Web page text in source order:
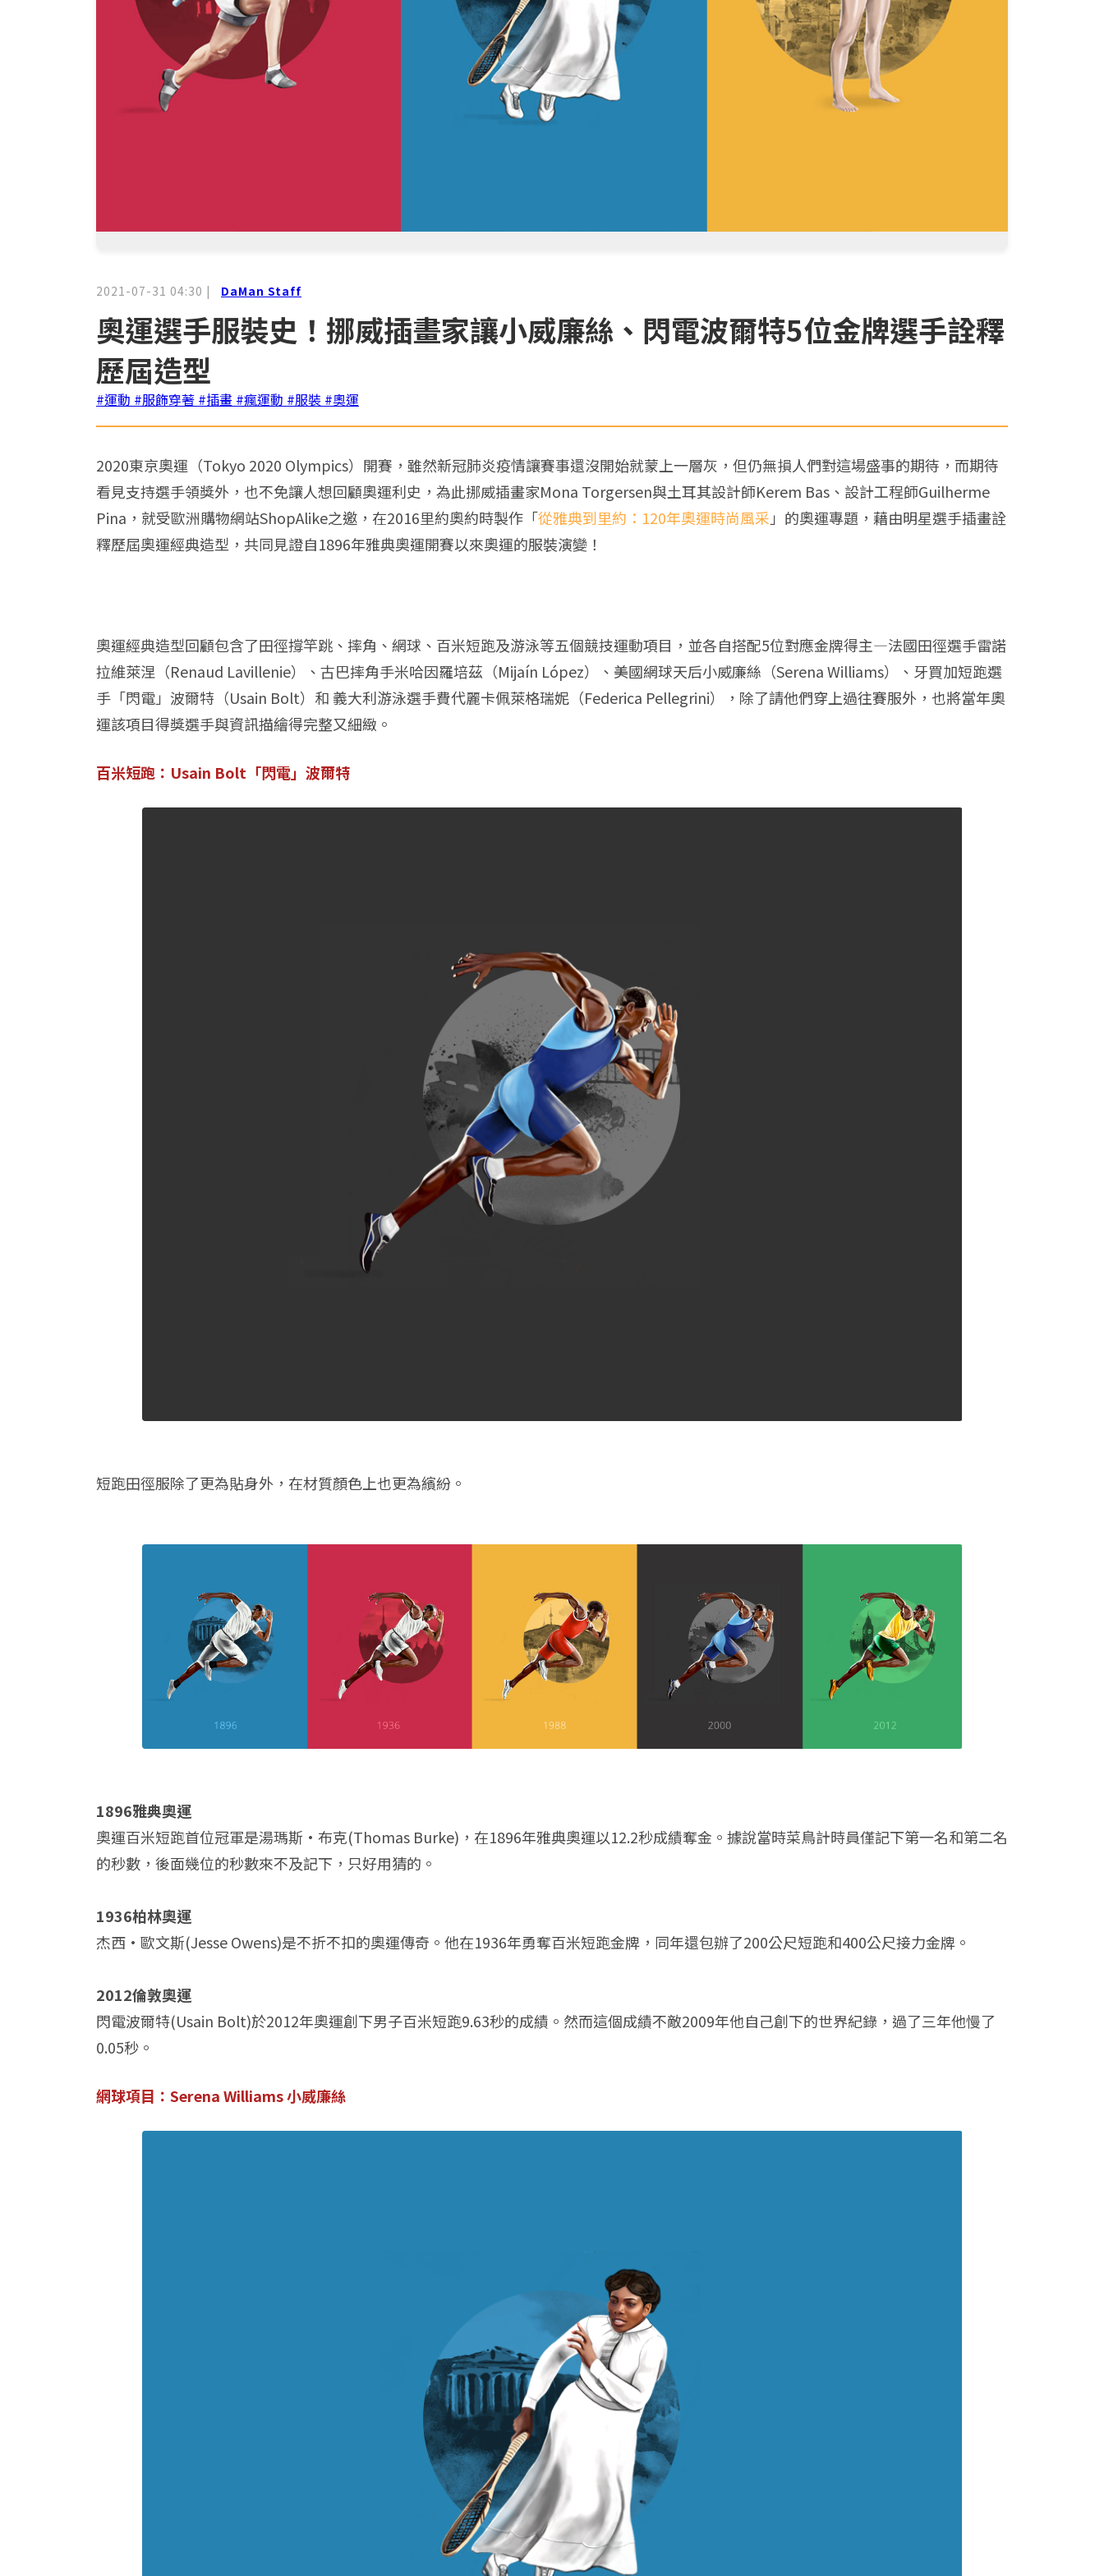
2021-07-31 04:30 | DaMan Staff
奧運選手服裝史！挪威插畫家讓小威廉絲、閃電波爾特5位金牌選手詮釋
歷屆造型
#運動 #服飾穿著 #插畫 #瘋運動 #服裝 #奧運
2020東京奧運（Tokyo 2020 Olympics）開賽，雖然新冠肺炎疫情讓賽事還沒開始就蒙上一層灰，但仍無損人們對這場盛事的期待，而期待
看見支持選手領獎外，也不免讓人想回顧奧運利史，為此挪威插畫家Mona Torgersen與土耳其設計師Kerem Bas、設計工程師Guilherme
Pina，就受歐洲購物網站ShopAlike之邀，在2016里約奧約時製作「從雅典到里約：120年奧運時尚風采」的奧運專題，藉由明星選手插畫詮
釋歷屆奧運經典造型，共同見證自1896年雅典奧運開賽以來奧運的服裝演變！
奧運經典造型回顧包含了田徑撐竿跳、摔角、網球、百米短跑及游泳等五個競技運動項目，並各自搭配5位對應金牌得主—法國田徑選手雷諾
拉維萊涅（Renaud Lavillenie）、古巴摔角手米哈因羅培茲（Mijaín López）、美國網球天后小威廉絲（Serena Williams）、牙買加短跑選
手「閃電」波爾特（Usain Bolt）和 義大利游泳選手費代麗卡佩萊格瑞妮（Federica Pellegrini），除了請他們穿上過往賽服外，也將當年奧
運該項目得獎選手與資訊描繪得完整又細緻。
百米短跑：Usain Bolt「閃電」波爾特
短跑田徑服除了更為貼身外，在材質顏色上也更為繽紛。
1896雅典奧運
奧運百米短跑首位冠軍是湯瑪斯·布克(Thomas Burke)，在1896年雅典奧運以12.2秒成績奪金。據說當時菜鳥計時員僅記下第一名和第二名
的秒數，後面幾位的秒數來不及記下，只好用猜的。
1936柏林奧運
杰西·歐文斯(Jesse Owens)是不折不扣的奧運傳奇。他在1936年勇奪百米短跑金牌，同年還包辦了200公尺短跑和400公尺接力金牌。
2012倫敦奧運
閃電波爾特(Usain Bolt)於2012年奧運創下男子百米短跑9.63秒的成績。然而這個成績不敵2009年他自己創下的世界紀錄，過了三年他慢了
0.05秒。
網球項目：Serena Williams 小威廉絲